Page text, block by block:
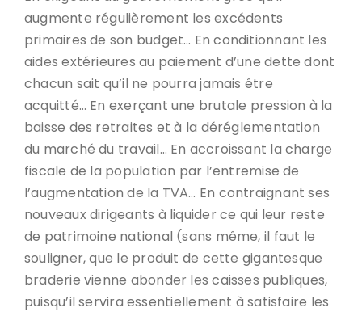
augmente régulièrement les excédents
primaires de son budget… En conditionnant les
aides extérieures au paiement d’une dette dont
chacun sait qu’il ne pourra jamais être
acquitté… En exerçant une brutale pression à la
baisse des retraites et à la déréglementation
du marché du travail… En accroissant la charge
fiscale de la population par l’entremise de
l’augmentation de la TVA… En contraignant ses
nouveaux dirigeants à liquider ce qui leur reste
de patrimoine national (sans même, il faut le
souligner, que le produit de cette gigantesque
braderie vienne abonder les caisses publiques,
puisqu’il servira essentiellement à satisfaire les